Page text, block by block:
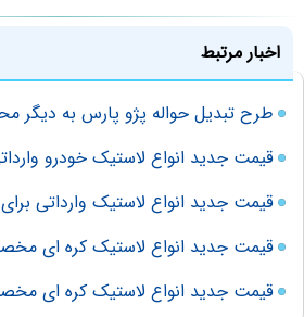
اخبار مرتبط
طرح تبدیل حواله پژو پارس به دیگر
قیمت جدید انواع لاستیک خودرو
قیمت جدید انواع لاستیک وارداتی
قیمت جدید انواع لاستیک کره ای
قیمت جدید انواع لاستیک کره ای